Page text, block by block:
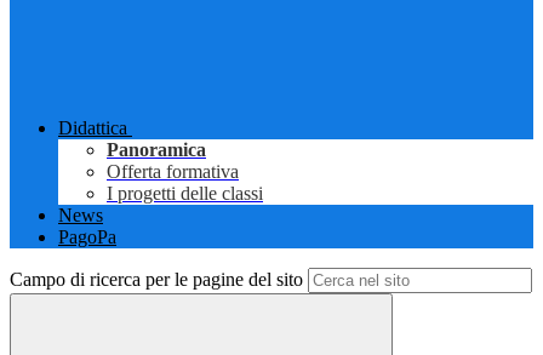
Didattica
Panoramica
Offerta formativa
I progetti delle classi
News
PagoPa
Campo di ricerca per le pagine del sito